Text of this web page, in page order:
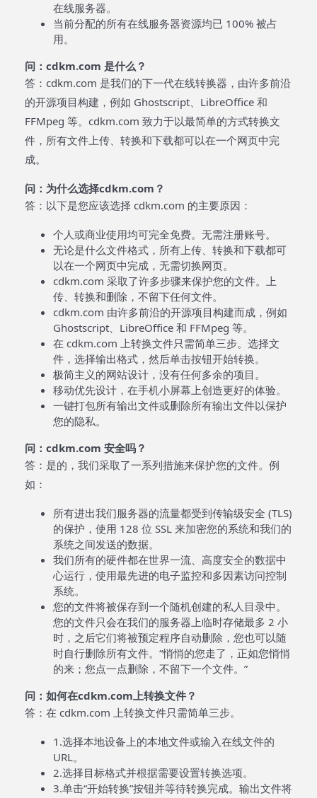
在线服务器。
当前分配的所有在线服务器资源均已 100% 被占
用。
问：cdkm.com 是什么？
答：cdkm.com 是我们的下一代在线转换器，由许多前沿
的开源项目构建，例如 Ghostscript、LibreOffice 和
FFMpeg 等。cdkm.com 致力于以最简单的方式转换文
件，所有文件上传、转换和下载都可以在一个网页中完
成。
问：为什么选择cdkm.com？
答：以下是您应该选择 cdkm.com 的主要原因：
个人或商业使用均可完全免费。无需注册账号。
无论是什么文件格式，所有上传、转换和下载都可
以在一个网页中完成，无需切换网页。
cdkm.com 采取了许多步骤来保护您的文件。上
传、转换和删除，不留下任何文件。
cdkm.com 由许多前沿的开源项目构建而成，例如
Ghostscript、LibreOffice 和 FFMpeg 等。
在 cdkm.com 上转换文件只需简单三步。选择文
件，选择输出格式，然后单击按钮开始转换。
极简主义的网站设计，没有任何多余的项目。
移动优先设计，在手机小屏幕上创造更好的体验。
一键打包所有输出文件或删除所有输出文件以保护
您的隐私。
问：cdkm.com 安全吗？
答：是的，我们采取了一系列措施来保护您的文件。例
如：
所有进出我们服务器的流量都受到传输级安全 (TLS)
的保护，使用 128 位 SSL 来加密您的系统和我们的
系统之间发送的数据。
我们所有的硬件都在世界一流、高度安全的数据中
心运行，使用最先进的电子监控和多因素访问控制
系统。
您的文件将被保存到一个随机创建的私人目录中。
您的文件只会在我们的服务器上临时存储最多 2 小
时，之后它们将被预定程序自动删除，您也可以随
时自行删除所有文件。“悄悄的您走了，正如您悄悄
的来；您点一点删除，不留下一个文件。”
问：如何在cdkm.com上转换文件？
答：在 cdkm.com 上转换文件只需简单三步。
1.选择本地设备上的本地文件或输入在线文件的
URL。
2.选择目标格式并根据需要设置转换选项。
3.单击“开始转换”按钮并等待转换完成。输出文件将